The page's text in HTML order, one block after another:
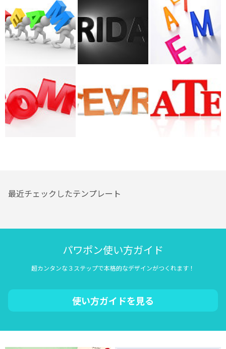
最近チェックしたテンプレート
パワポン使い方ガイド
超カンタンな３ステップで本格的なデザインがつくれます！
使い方ガイドを見る